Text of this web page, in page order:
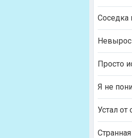
Соседка
Просто
Я не
Устал